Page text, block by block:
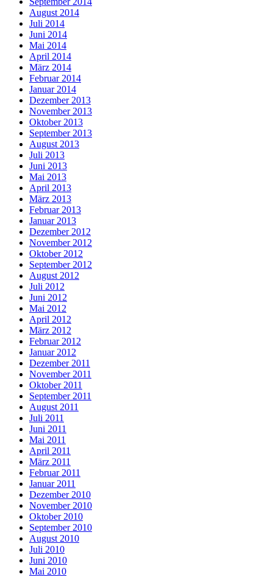
August 2014
Juli 2014
Juni 2014
Mai 2014
April 2014
März 2014
Februar 2014
Januar 2014
Dezember 2013
November 2013
Oktober 2013
September 2013
August 2013
Juli 2013
Juni 2013
Mai 2013
April 2013
März 2013
Februar 2013
Januar 2013
Dezember 2012
November 2012
Oktober 2012
September 2012
August 2012
Juli 2012
Juni 2012
Mai 2012
April 2012
März 2012
Februar 2012
Januar 2012
Dezember 2011
November 2011
Oktober 2011
September 2011
August 2011
Juli 2011
Juni 2011
Mai 2011
April 2011
März 2011
Februar 2011
Januar 2011
Dezember 2010
November 2010
Oktober 2010
September 2010
August 2010
Juli 2010
Juni 2010
Mai 2010